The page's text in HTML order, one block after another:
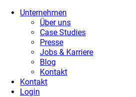
Unternehmen
Über uns
Case Studies
Presse
Jobs & Karriere
Blog
Kontakt
Kontakt
Login